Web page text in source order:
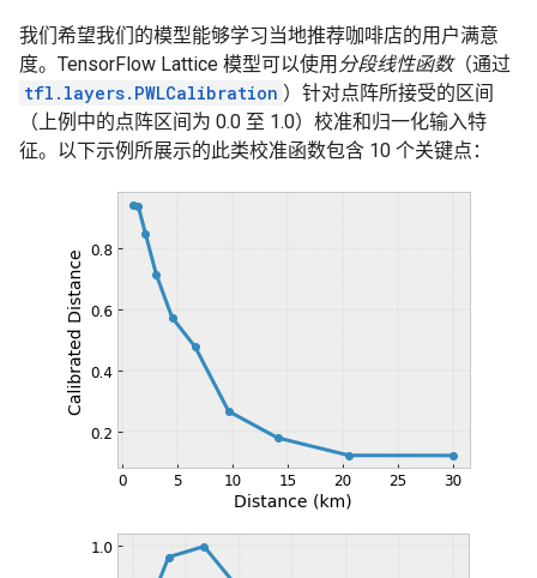
我们希望我们的模型能够学习当地推荐咖啡店的用户满意
度。TensorFlow Lattice 模型可以使用 分段线性函数（通过
tfl.layers.PWLCalibration ）针对点阵所接受的区间
（上例中的点阵区间为 0.0 至 1.0）校准和归一化输入特
征。以下示例所展示的此类校准函数包含 10 个关键点：